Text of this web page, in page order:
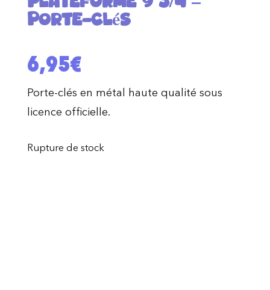
Porte-clés
6,95€
Porte-clés en métal haute qualité sous
licence officielle.
Rupture de stock